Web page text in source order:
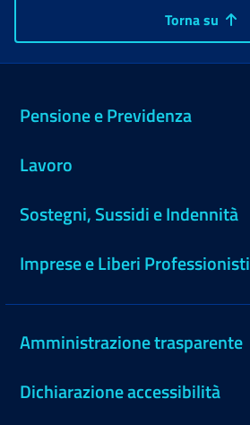
Torna su
Pensione e Previdenza
Lavoro
Sostegni, Sussidi e Indennità
Imprese e Liberi Professionisti
Amministrazione trasparente
Dichiarazione accessibilità